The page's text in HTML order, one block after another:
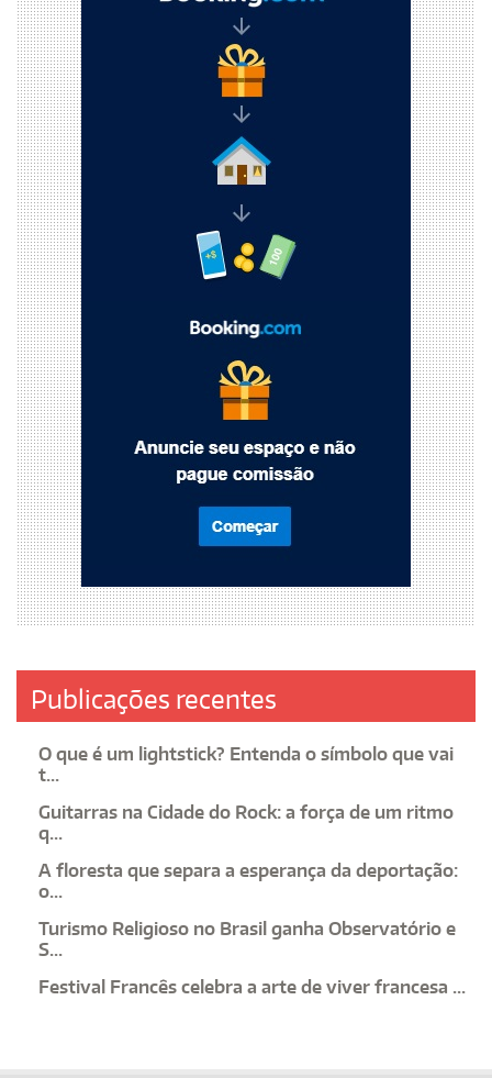
Publicações recentes
O que é um lightstick? Entenda o símbolo que vai
t...
Guitarras na Cidade do Rock: a força de um ritmo
q...
A floresta que separa a esperança da deportação:
o...
Turismo Religioso no Brasil ganha Observatório e
S...
Festival Francês celebra a arte de viver francesa ...